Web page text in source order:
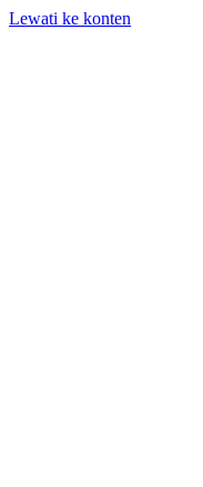
Lewati ke konten